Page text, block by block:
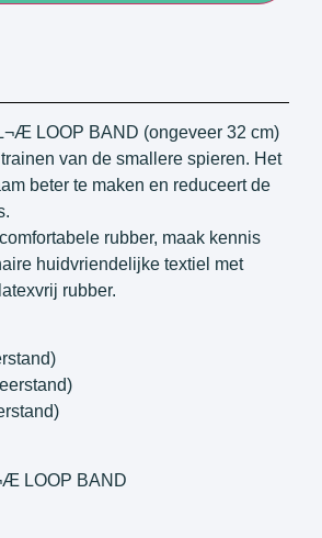
LOOP BAND (ongeveer 32 cm)
van de smallere spieren. Het
beter te maken en reduceert de
rubber, maak kennis
huidvriendelijke textiel met
rubber.
LOOP BAND